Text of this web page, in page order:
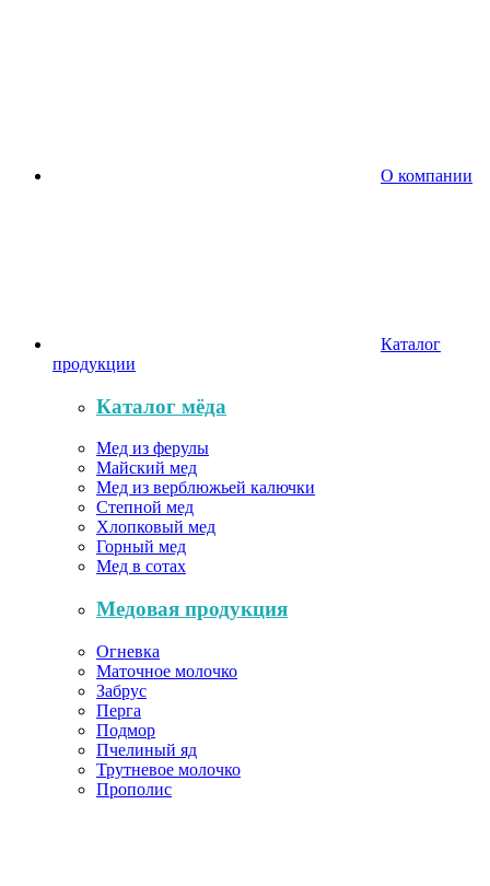
О компании
Каталог
продукции
Каталог мёда
Мед из ферулы
Майский мед
Мед из верблюжьей калючки
Степной мед
Хлопковый мед
Горный мед
Мед в сотах
Медовая продукция
Огневка
Маточное молочко
Забрус
Перга
Подмор
Пчелиный яд
Трутневое молочко
Прополис